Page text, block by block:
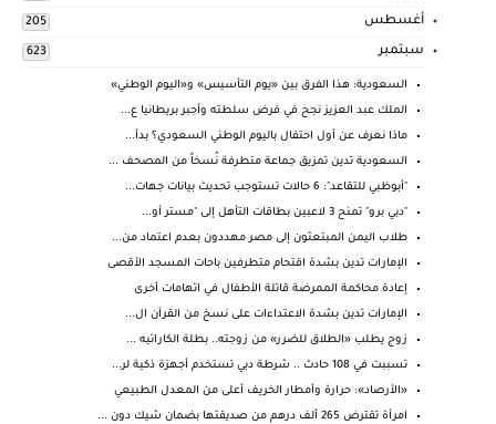
أغسطس 205
سبتمبر 623
السعودية: هذا الفرق بين «يوم التأسيس» و«اليوم الوطني»
الملك عبد العزيز نجح في فرض سلطته وأجبر بريطانيا ع...
ماذا نعرف عن أول احتفال باليوم الوطني السعودي؟ بدأ...
السعودية تدين تمزيق جماعة متطرفة نُسخاً من المصحف ...
"أبوظبي للتقاعد": 6 حالات تستوجب تحديث بيانات جهات...
"دبي برو" تمنح 3 لاعبين بطاقات التأهل إلى "مستر أو...
طلاب اليمن المبتعثون إلى مصر مهددون بعدم اعتماد من...
الإمارات تدين بشدة اقتحام متطرفين باحات المسجد الأقصى
إعادة محاكمة الممرضة قاتلة الأطفال في اتهامات أخرى
الإمارات تدين بشدة الاعتداءات على نسخ من القرآن ال...
زوج يطلب «الطلاق للضرر» من زوجته.. بطلة الكاراتيه ...
تسببت في 108 حادث .. شرطة دبي تستخدم أجهزة ذكية لر...
«الأرصاد»: حرارة وأمطار الخريف أعلى من المعدل الطبيعي
امرأة تقترض 265 ألف درهم من صديقتها بضمان شيك دون ...